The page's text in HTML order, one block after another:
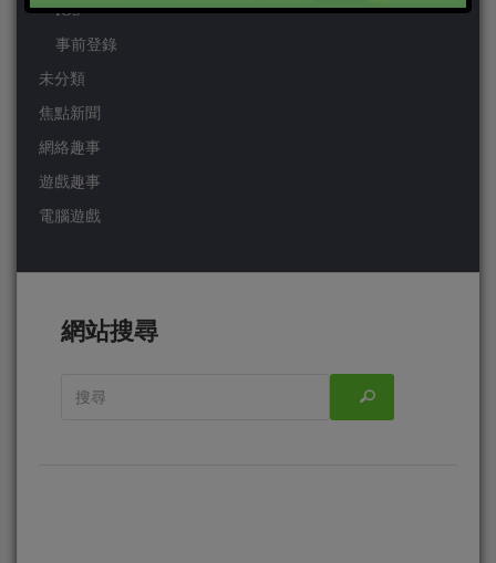
IOS
事前登錄
未分類
焦點新聞
網絡趣事
遊戲趣事
電腦遊戲
網站搜尋